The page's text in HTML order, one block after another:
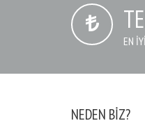
EN
NEDEN BIZ?